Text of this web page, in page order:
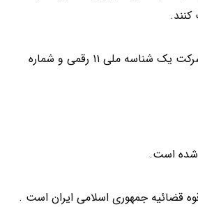
طبق قانون، ثبت کلیه شرکت‌ ها الزامی است. با ثبت شرکت و آگهی آن در روزنامه رسمی شرکت یک شناسه ملی ۱۱ رقمی و شماره
شده است.
قضائیه جمهوری اسلامی ایران است .